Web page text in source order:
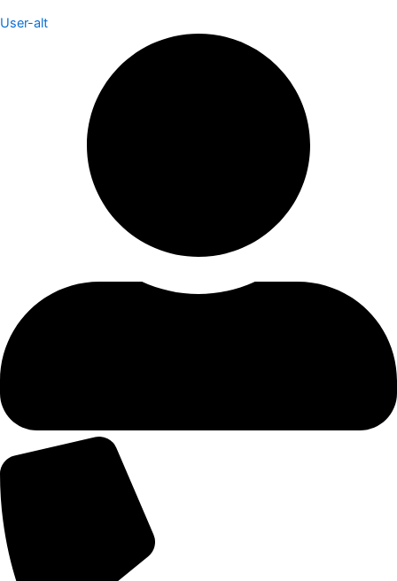
User-alt